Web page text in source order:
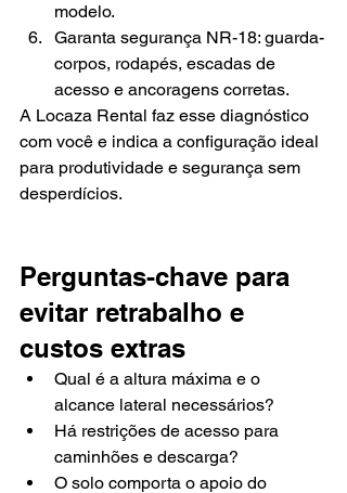
modelo.
Garanta segurança NR-18: guarda-
corpos, rodapés, escadas de
acesso e ancoragens corretas.
A Locaza Rental faz esse diagnóstico
com você e indica a configuração ideal
para produtividade e segurança sem
desperdícios.
Perguntas-chave para
evitar retrabalho e
custos extras
Qual é a altura máxima e o
alcance lateral necessários?
Há restrições de acesso para
caminhões e descarga?
O solo comporta o apoio do